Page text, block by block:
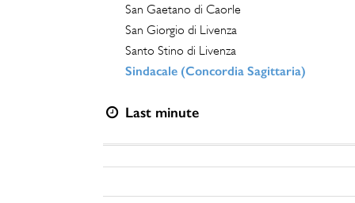
San Gaetano di Caorle
San Giorgio di Livenza
Santo Stino di Livenza
Sindacale (Concordia Sagittaria)
Last minute